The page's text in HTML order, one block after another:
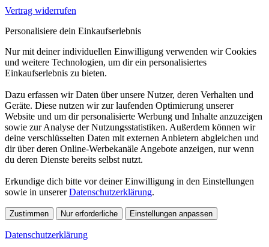
Vertrag widerrufen
Personalisiere dein Einkaufserlebnis
Nur mit deiner individuellen Einwilligung verwenden wir Cookies
und weitere Technologien, um dir ein personalisiertes
Einkaufserlebnis zu bieten.
Dazu erfassen wir Daten über unsere Nutzer, deren Verhalten und
Geräte. Diese nutzen wir zur laufenden Optimierung unserer
Website und um dir personalisierte Werbung und Inhalte anzuzeigen
sowie zur Analyse der Nutzungsstatistiken. Außerdem können wir
deine verschlüsselten Daten mit externen Anbietern abgleichen und
dir über deren Online-Werbekanäle Angebote anzeigen, nur wenn
du deren Dienste bereits selbst nutzt.
Erkundige dich bitte vor deiner Einwilligung in den Einstellungen
sowie in unsererDatenschutzerklärung.
Zustimmen Nur erforderliche Einstellungen anpassen
Datenschutzerklärung